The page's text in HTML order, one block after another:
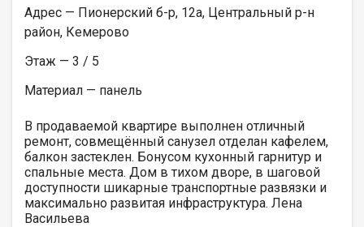
Адрес — Пионерский б-р, 12а, Центральный р-н
район, Кемерово
Этаж — 3 / 5
Материал — панель
В продаваемой квартире выполнен отличный
ремонт, совмещённый санузел отделан кафелем,
балкон застеклен. Бонусом кухонный гарнитур и
спальные места. Дом в тихом дворе, в шаговой
доступности шикарные транспортные развязки и
максимально развитая инфраструктура. Лена
Васильева